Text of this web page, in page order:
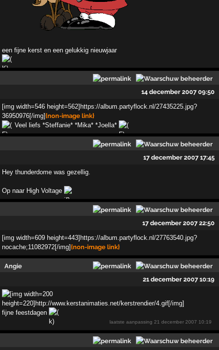
een fijne kerst en een gelukkig nieuwjaar
14 december 2007 09:50
[img width=546 height=562]https://album.partyflock.nl/27435225.jpg?
36950976[/img]{non-image link}
Veel liefs *Steffanie* *Mika* *Joella*
17 december 2007 17:45
Hey thunderdome was gezellig.
Op naar High Voltage
17 december 2007 22:50
[img width=609 height=443]https://album.partyflock.nl/27763540.jpg?
nocache;11082972[/img]{non-image link}
Angie
21 december 2007 10:19
fijne feestdagen
laatste aanpassing21 december 2007 10:19